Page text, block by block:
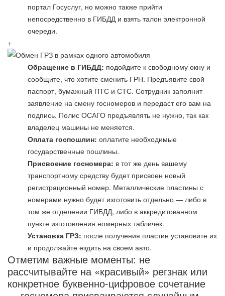
портал Госуслуг, но можно также прийти
непосредственно в ГИБДД и взять талон электронной
очереди.
+
Обращение в ГИБДД: подойдите к свободному окну и
сообщите, что хотите сменить ГРН. Предъявите свой
паспорт, бумажный ПТС и СТС. Сотрудник заполнит
заявление на смену госномеров и передаст его вам на
подпись. Полис ОСАГО предъявлять не нужно, так как
владелец машины не меняется.
Оплата госпошлин: оплатите необходимые
государственные пошлины.
Присвоение госномера: в тот же день вашему
транспортному средству будет присвоен новый
регистрационный номер. Металлические пластины с
номерами нужно будет изготовить отдельно — либо в
том же отделении ГИБДД, либо в аккредитованном
пункте изготовления номерных табличек.
Установка ГРЗ: после получения пластин установите их
и продолжайте ездить на своем авто.
Отметим важные моменты: не
рассчитывайте на «красивый» регзнак или
конкретное буквенно-цифровое сочетание